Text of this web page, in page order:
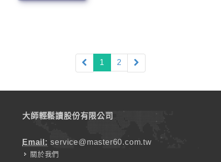
1 (current)
2
大師輕鬆讀股份有限公司
Email: service@master60.com.tw
關於我們